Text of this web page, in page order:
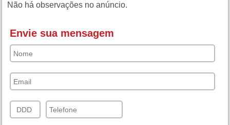
Não há observações no anúncio.
Envie sua mensagem